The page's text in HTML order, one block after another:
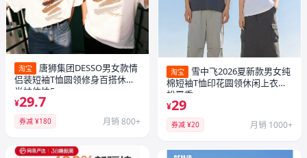
淘宝
唐狮集团DESSO男女款情
侣装短袖T恤圆领修身百搭休闲
半袖体恤5
¥29.7
券减 ¥180 月销 800+
淘宝
雪中飞2026夏新款男女纯
棉短袖T恤印花圆领休闲上衣宽
松夏季
¥29
券减 ¥20 月销 1000+